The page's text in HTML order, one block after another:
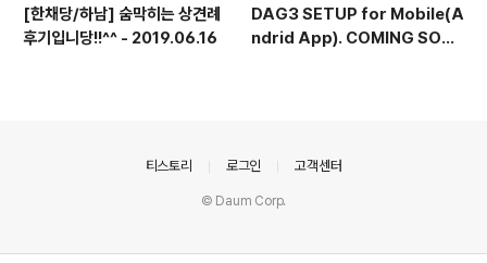
[한채당/하남] 숨막히는 상견례
후기입니당!!^^ - 2019.06.16
DAG3 SETUP for Mobile(A
ndrid App). COMING SOO
티스토리 로그인 고객센터
© Daum Corp.